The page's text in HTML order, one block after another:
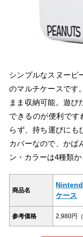
シンプルなスヌーピ
のマルチケースです
まま収納可能。遊び
できるのが便利です
らず、持ち運びにも
カバーなので、かば
ン・カラーは4種類か
商品名
ケース
参考価格 2,980円（